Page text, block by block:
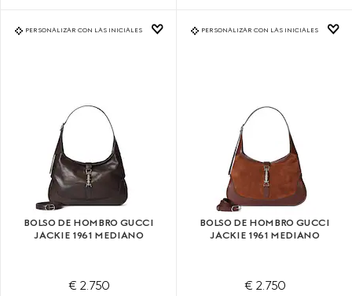
PERSONALIZAR CON LAS INICIALES
BOLSO DE HOMBRO GUCCI
JACKIE 1961 MEDIANO
€ 2.750
PERSONALIZAR CON LAS INICIALES
BOLSO DE HOMBRO GUCCI
JACKIE 1961 MEDIANO
€ 2.750